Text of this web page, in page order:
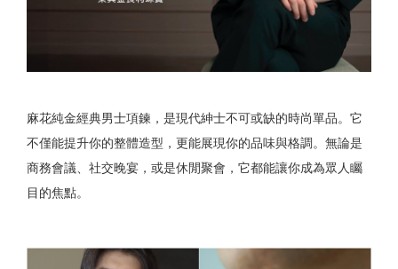
麻花純金經典男士項鍊，是現代紳士不可或缺的時尚單品。它
不僅能提升你的整體造型，更能展現你的品味與格調。無論是
商務會議、社交晚宴，或是休閒聚會，它都能讓你成為眾人矚
目的焦點。